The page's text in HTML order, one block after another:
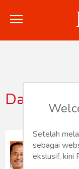
Konstitusi
Hankam
Setelah
sebagai
ekslusif, kini